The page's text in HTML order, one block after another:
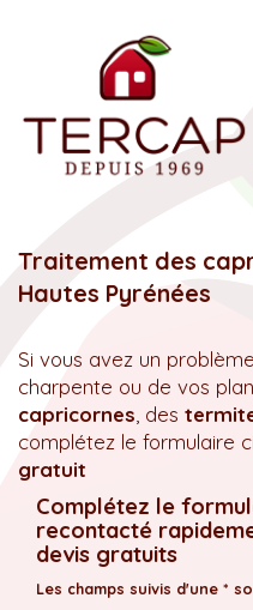
Traitement des
Hautes Pyrénées
Si vous avez un
charpente ou de vos
capricornes , des
complétez le formulaire
gratuit
Complétez le
recontacté
devis gratuits
Les champs suivis d'une *